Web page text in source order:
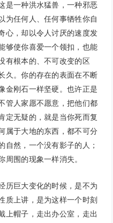
一种洪水猛兽，一种邪恶
为任何人、任何事牺牲你自
心，却以令人讨厌的速度发
够使你喜爱一个领扣，也能
有根本的、不可改变的区
久。你的存在的表面在不断
金刚石一样坚硬。也许正是
管人家愿不愿意，把他们都
定无疑的，就是当你死而复
属于大地的东西，都不可分
自然，一个没有影子的人；
周围的现象一样消失。
历巨大变化的时候，是不为
质上讲，是为这样一个时刻
上帽子，走出办公室，走出